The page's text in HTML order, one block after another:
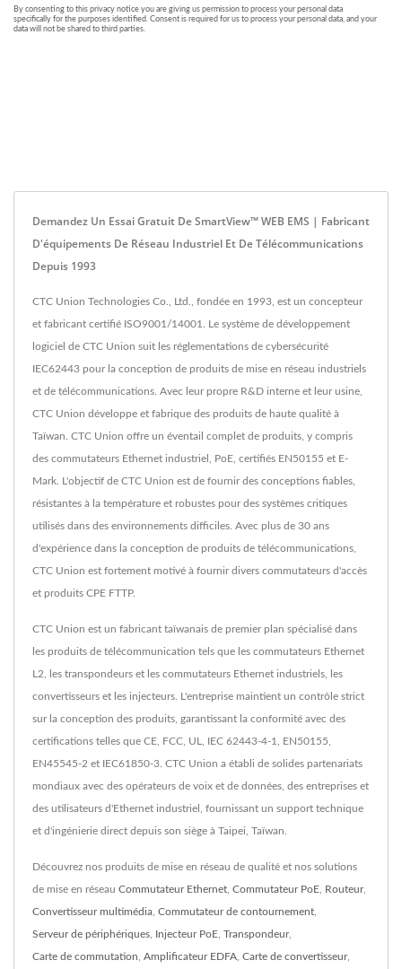
Demandez Un Essai Gratuit De SmartView™ WEB EMS | Fabricant
D'équipements De Réseau Industriel Et De Télécommunications
Depuis 1993
CTC Union Technologies Co., Ltd., fondée en 1993, est un concepteur
et fabricant certifié ISO9001/14001. Le système de développement
logiciel de CTC Union suit les réglementations de cybersécurité
IEC62443 pour la conception de produits de mise en réseau industriels
et de télécommunications. Avec leur propre R&D interne et leur usine,
CTC Union développe et fabrique des produits de haute qualité à
Taïwan. CTC Union offre un éventail complet de produits, y compris
des commutateurs Ethernet industriel, PoE, certifiés EN50155 et E-
Mark. L'objectif de CTC Union est de fournir des conceptions fiables,
résistantes à la température et robustes pour des systèmes critiques
utilisés dans des environnements difficiles. Avec plus de 30 ans
d'expérience dans la conception de produits de télécommunications,
CTC Union est fortement motivé à fournir divers commutateurs d'accès
et produits CPE FTTP.
CTC Union est un fabricant taïwanais de premier plan spécialisé dans
les produits de télécommunication tels que les commutateurs Ethernet
L2, les transpondeurs et les commutateurs Ethernet industriels, les
convertisseurs et les injecteurs. L'entreprise maintient un contrôle strict
sur la conception des produits, garantissant la conformité avec des
certifications telles que CE, FCC, UL, IEC 62443-4-1, EN50155,
EN45545-2 et IEC61850-3. CTC Union a établi de solides partenariats
mondiaux avec des opérateurs de voix et de données, des entreprises et
des utilisateurs d'Ethernet industriel, fournissant un support technique
et d'ingénierie direct depuis son siège à Taipei, Taïwan.
Découvrez nos produits de mise en réseau de qualité et nos solutions
de mise en réseau Commutateur Ethernet Commutateur PoE Routeur,
Convertisseur multimédia Commutateur de contournement
Serveur de périphériques Injecteur PoE Transpondeur,
Carte de commutation Amplificateur EDFA Carte de convertisseur,